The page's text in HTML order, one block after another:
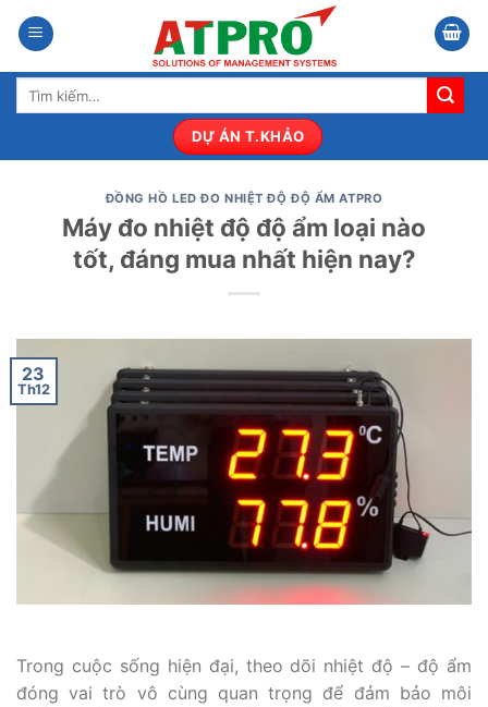
qua
nội
dung
Tìm
DỰ ÁN T.KHẢO
ĐỒNG HỒ LED ĐO NHIỆT ĐỘ ĐỘ ẨM ATPRO
Máy đo nhiệt độ độ ẩm loại nào
tốt, đáng mua nhất hiện nay?
23
Th12
Trong cuộc sống hiện đại, theo dõi nhiệt độ – độ ẩm
đóng vai trò vô cùng quan trọng để đảm bảo môi